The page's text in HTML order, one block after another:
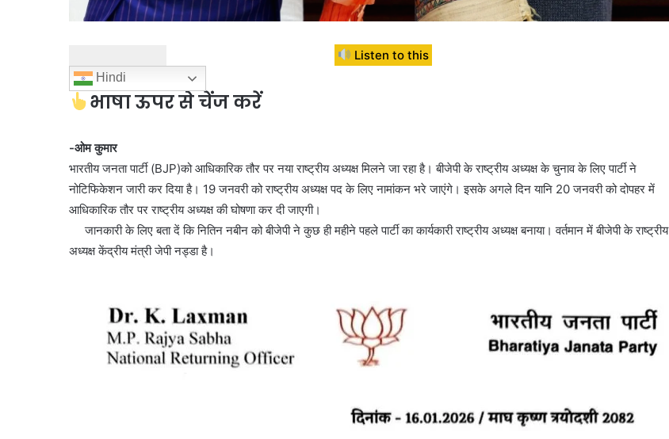
Listen to this
Hindi
भाषा ऊपर से चेंज करें
-ओम कुमार
भारतीय जनता पार्टी (BJP)को आधिकारिक तौर पर नया राष्ट्रीय अध्यक्ष मिलने जा रहा है। बीजेपी के राष्ट्रीय अध्यक्ष के चुनाव के लिए पार्टी ने
नोटिफिकेशन जारी कर दिया है। 19 जनवरी को राष्ट्रीय अध्यक्ष पद के लिए नामांकन भरे जाएंगे। इसके अगले दिन यानि 20 जनवरी को दोपहर में
आधिकारिक तौर पर राष्ट्रीय अध्यक्ष की घोषणा कर दी जाएगी।
जानकारी के लिए बता दें कि नितिन नबीन को बीजेपी ने कुछ ही महीने पहले पार्टी का कार्यकारी राष्ट्रीय अध्यक्ष बनाया। वर्तमान में बीजेपी के राष्ट्रीय
अध्यक्ष केंद्रीय मंत्री जेपी नड्डा है।